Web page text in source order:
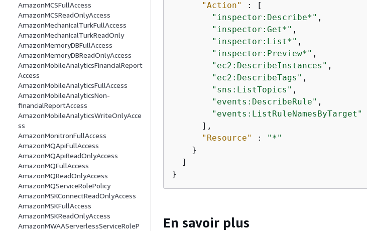
AmazonMCSFullAccess
AmazonMCSReadOnlyAccess
AmazonMechanicalTurkFullAccess
AmazonMechanicalTurkReadOnly
AmazonMemoryDBFullAccess
AmazonMemoryDBReadOnlyAccess
AmazonMobileAnalyticsFinancialReport
Access
AmazonMobileAnalyticsFullAccess
AmazonMobileAnalyticsNon-
financialReportAccess
AmazonMobileAnalyticsWriteOnlyAcce
ss
AmazonMonitronFullAccess
AmazonMQApiFullAccess
AmazonMQApiReadOnlyAccess
AmazonMQFullAccess
AmazonMQReadOnlyAccess
AmazonMQServiceRolePolicy
AmazonMSKConnectReadOnlyAccess
AmazonMSKFullAccess
AmazonMSKReadOnlyAccess
AmazonMWAAServerlessServiceRoleP
"Action"
: [
"inspector:Describe*" ,
"inspector:Get*" ,
"inspector:List*" ,
"inspector:Preview*" ,
"ec2:DescribeInstances" ,
"ec2:DescribeTags" ,
"sns:ListTopics" ,
"events:DescribeRule" ,
"events:ListRuleNamesByTarget"
      ],
"Resource"
:
"*"
    }
  ]
}
En savoir plus